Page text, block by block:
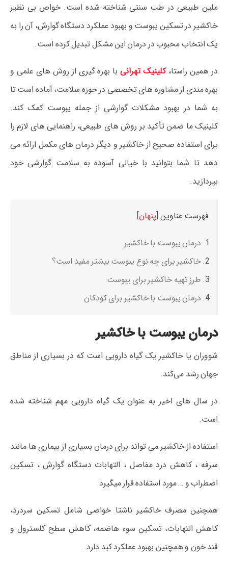
ملین طبیعی در طب سنتی شناخته شده است. خواص بی نظیر
خاکشیر در تسکین یبوست و بهبود عملکرد دستگاه گوارش، آن را به
یک انتخاب محبوب در درمان این مشکل تبدیل کرده است.
در همین راستا،کلینیک تهرانیبا بهره گیری از روش های علمی و
بهره مندی از مشاوره های تخصصی در حوزه سلامت، آماده است تا
به شما در بهبود مشکلات گوارشی از جمله یبوست کمک کند.
کلینیک ما ضمن تأکید بر روش های طبیعی، راهنمایی های لازم را
برای استفاده صحیح از خاکشیر و دیگر درمان های مکمل ارائه می
دهد تا شما بتوانید با خیالی آسوده به سلامت گوارشی خود
بپردازید.
فهرست عناوین [پنهان]
درمان یبوست با خاکشیر
خاکشیر برای چه نوع یبوست بیشتر مفید است؟
طرز تهیه خاکشیر برای یبوست
درمان یبوست با خاکشیر برای کودکان
درمان یبوست با خاکشیر
شووران یا خاکشیر یک گیاه دارویی است که در بسیاری از مناطق
جهان رشد می‌کند.
در سال های اخیر به عنوان یک گیاه دارویی مهم شناخته شده
است.
استفاده از خاکشیر می تواند برای درمان بسیاری از بیماری ها مانند
سرفه ، کاهش درد مفاصل ، التهابات دستگاه گوارش ، تسکین
اضطراب و … مورد استفاده قرار میگیرد.
همچنین مصرف خاکشیر ناشتا خواصی شامل تسکین سردرد،
کاهش التهابات، تسکین سوء هاضمه، کاهش سطح کلسترول و
قند خون و همچنین بهبود عملکرد کبد دارد.